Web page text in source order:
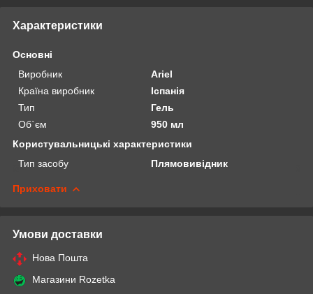
Характеристики
Основні
Виробник
Ariel
Країна виробник
Іспанія
Тип
Гель
Об`єм
950 мл
Користувальницькі характеристики
Тип засобу
Плямовивідник
Приховати
Умови доставки
Нова Пошта
Магазини Rozetka